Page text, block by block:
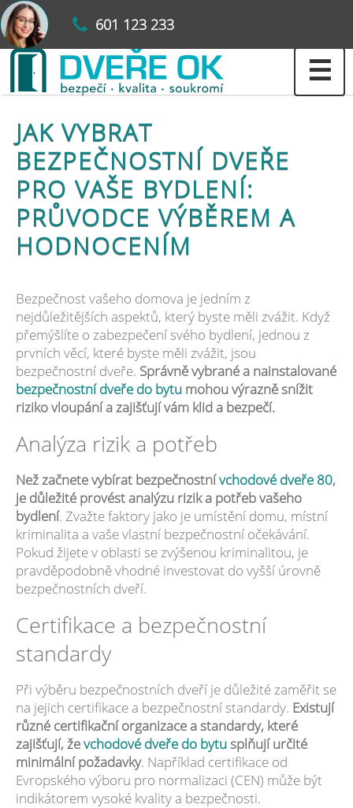
601 123 233
☰
JAK VYBRAT
BEZPEČNOSTNÍ DVEŘE
PRO VAŠE BYDLENÍ:
PRŮVODCE VÝBĚREM A
HODNOCENÍM
Bezpečnost vašeho domova je jedním z
nejdůležitějších aspektů, který byste měli zvážit. Když
přemýšlíte o zabezpečení svého bydlení, jednou z
prvních věcí, které byste měli zvážit, jsou
bezpečnostní dveře. Správně vybrané a nainstalované
bezpečnostní dveře do bytu mohou výrazně snížit
riziko vloupání a zajišťují vám klid a bezpečí.
Analýza rizik a potřeb
Než začnete vybírat bezpečnostnívchodové dveře 80,
je důležité provést analýzu rizik a potřeb vašeho
bydlení. Zvažte faktory jako je umístění domu, místní
kriminalita a vaše vlastní bezpečnostní očekávání.
Pokud žijete v oblasti se zvýšenou kriminalitou, je
pravděpodobně vhodné investovat do vyšší úrovně
bezpečnostních dveří.
Certifikace a bezpečnostní
standardy
Při výběru bezpečnostních dveří je důležité zaměřit se
na jejich certifikace a bezpečnostní standardy. Existují
různé certifikační organizace a standardy, které
zajišťují, ževchodové dveře do bytusplňují určité
minimální požadavky. Například certifikace od
Evropského výboru pro normalizaci (CEN) může být
indikátorem vysoké kvality a bezpečnosti.